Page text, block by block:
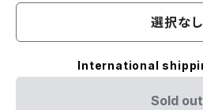
選択なし
International
Sold out